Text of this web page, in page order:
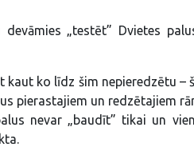
„testēt” Dvietes
kaut ko līdz šim nepieredzētu –
pierastajiem un redzētajiem
nevar „baudīt” tikai un